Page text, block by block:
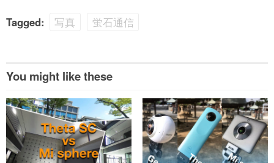
Tagged: 写真 蛍石通信
You might like these